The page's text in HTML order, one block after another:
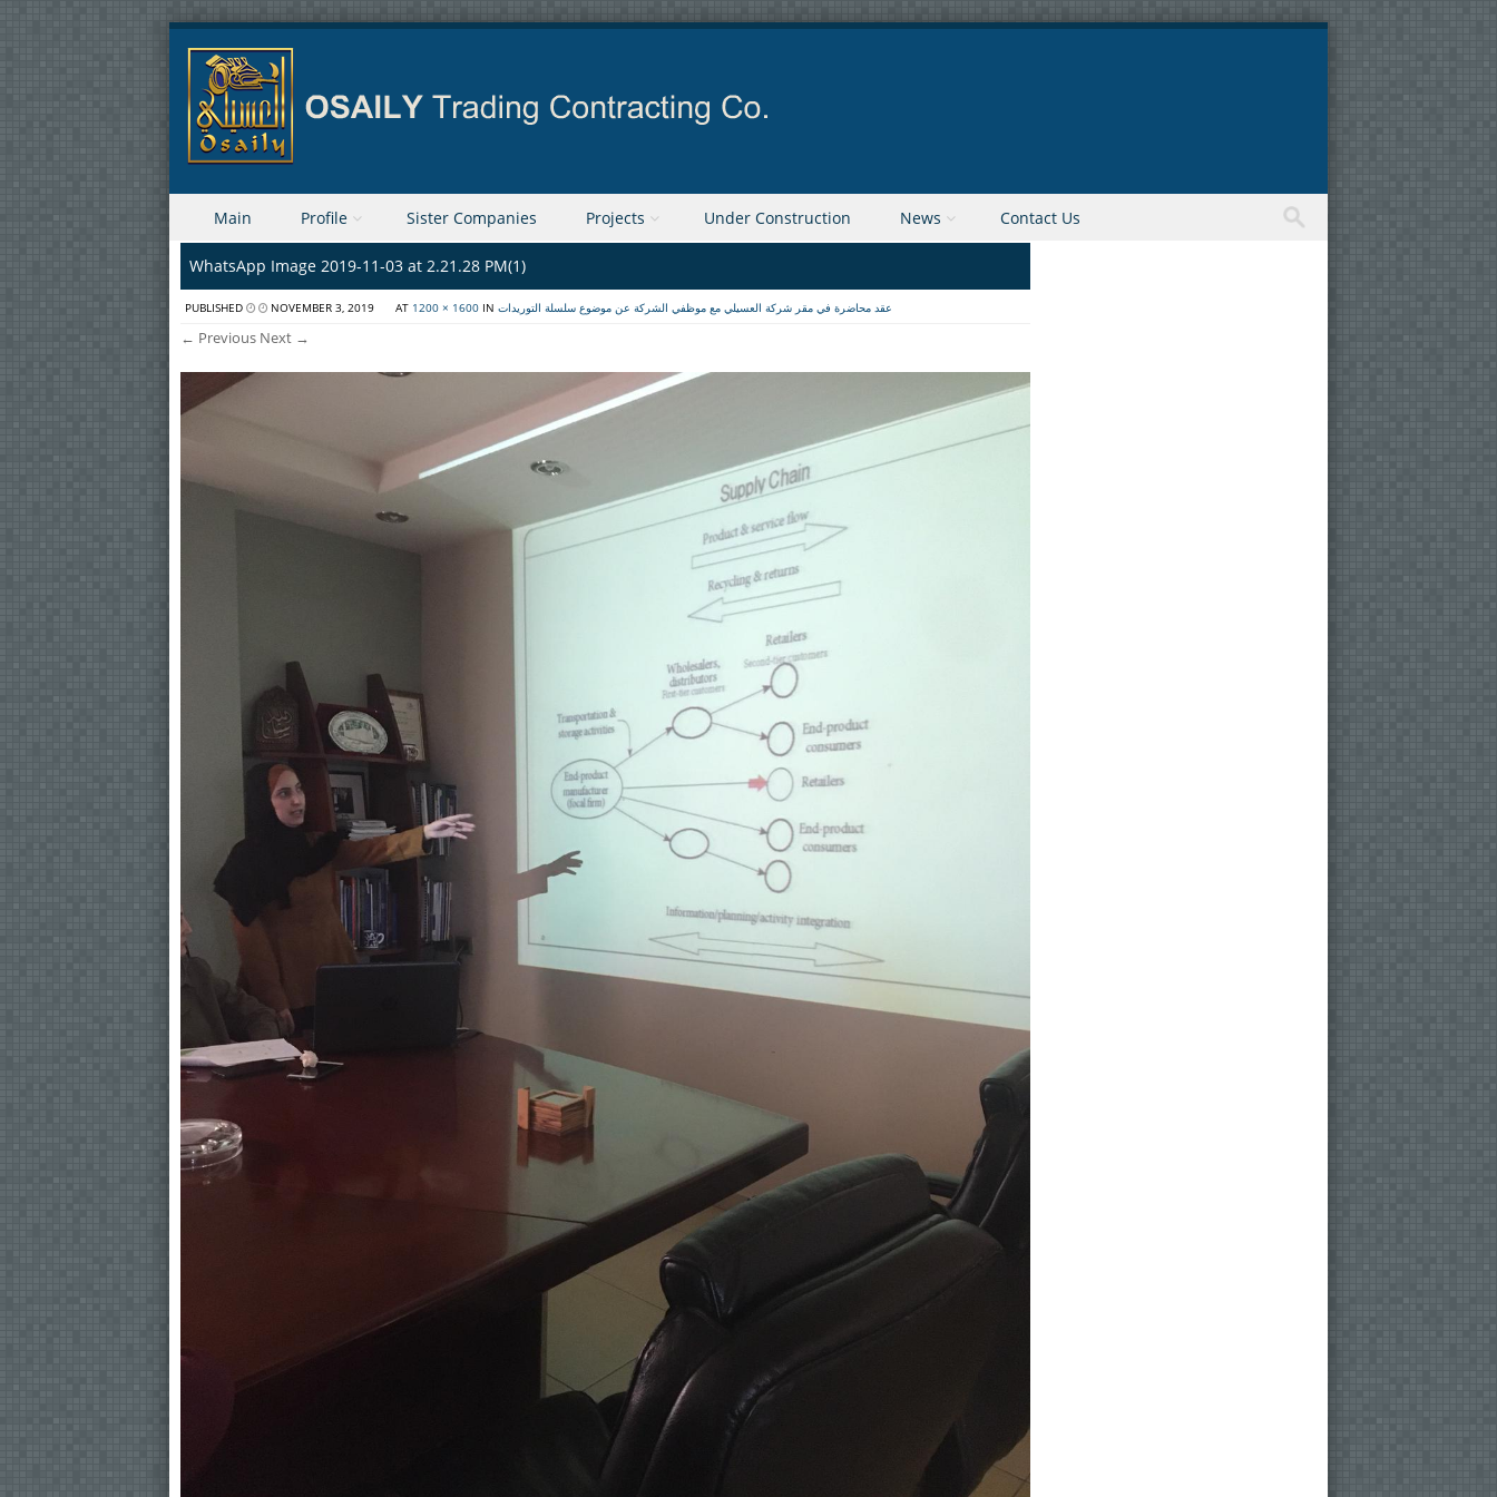
Menu
Skip to content
Main Profile Sister Companies Projects Under Construction News Contact Us
WhatsApp Image 2019-11-03 at 2.21.28 PM(1)
PUBLISHED NOVEMBER 3, 2019 AT 1200 × 1600 IN عقد محاضرة في مقر شركة العسيلي مع موظفي الشركة عن موضوع سلسلة التوريدات
← Previous Next →